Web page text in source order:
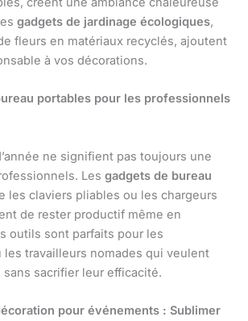
gadgets de jardinage écologiques,
fleurs en matériaux recyclés, ajoutent
à vos décorations.
portables pour les professionnels
ne signifient pas toujours une
Les gadgets de bureau
les claviers pliables ou les chargeurs
de rester productif même en
outils sont parfaits pour les
les travailleurs nomades qui veulent
sacrifier leur efficacité.
pour événements : Sublimer